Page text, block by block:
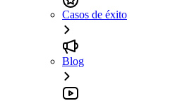
Casos de éxito
Blog